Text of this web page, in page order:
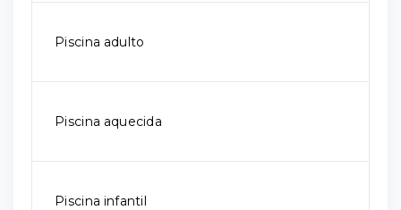
Piscina adulto
Piscina aquecida
Piscina infantil